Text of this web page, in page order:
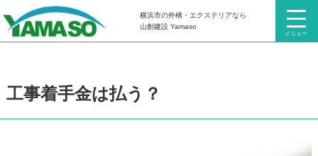
メニュー
横浜市の外構・エクステリアなら
山創建設 Yamaso
HOMEお知らせ・コラム コラム 工事着手金は払う？
工事着手金は払う？